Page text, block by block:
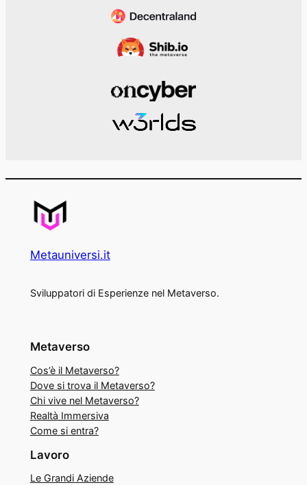
Metauniversi.it
Sviluppatori di Esperienze nel Metaverso.
Metaverso
Cos’è il Metaverso?
Dove si trova il Metaverso?
Chi vive nel Metaverso?
Realtà Immersiva
Come si entra?
Lavoro
Le Grandi Aziende